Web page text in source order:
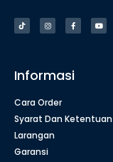
Informasi
Cara Order
Syarat Dan Ketentuan
Larangan
Garansi